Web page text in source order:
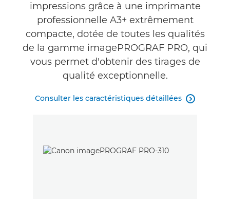
ACHETER DE L'ENCRE
impressions grâce à une imprimante
professionnelle A3+ extrêmement
compacte, dotée de toutes les qualités
de la gamme imagePROGRAF PRO, qui
vous permet d'obtenir des tirages de
qualité exceptionnelle.
Consulter les caractéristiques détaillées 